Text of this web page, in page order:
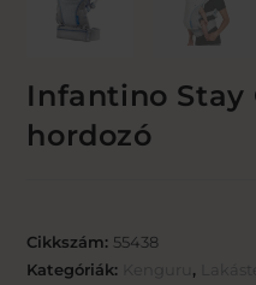
Infantino Stay
hordozó
Cikkszám: 55438
Kategóriák:
,